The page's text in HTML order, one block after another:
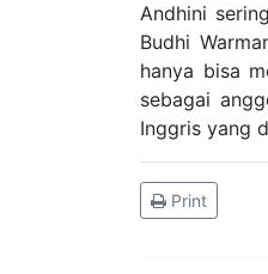
Andhini
Budhi
hanya bisa
sebagai
Inggris yang
Print